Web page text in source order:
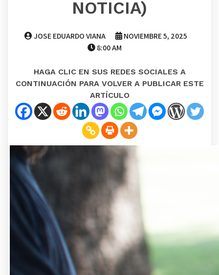
NOTICIA)
JOSE EDUARDO VIANA
NOVIEMBRE 5, 2025
8:00 AM
HAGA CLIC EN SUS REDES SOCIALES A
CONTINUACIÓN PARA VOLVER A PUBLICAR ESTE
ARTÍCULO